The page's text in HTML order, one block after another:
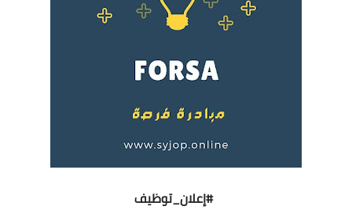
دورات تدريبية
#إعلان_توظيف